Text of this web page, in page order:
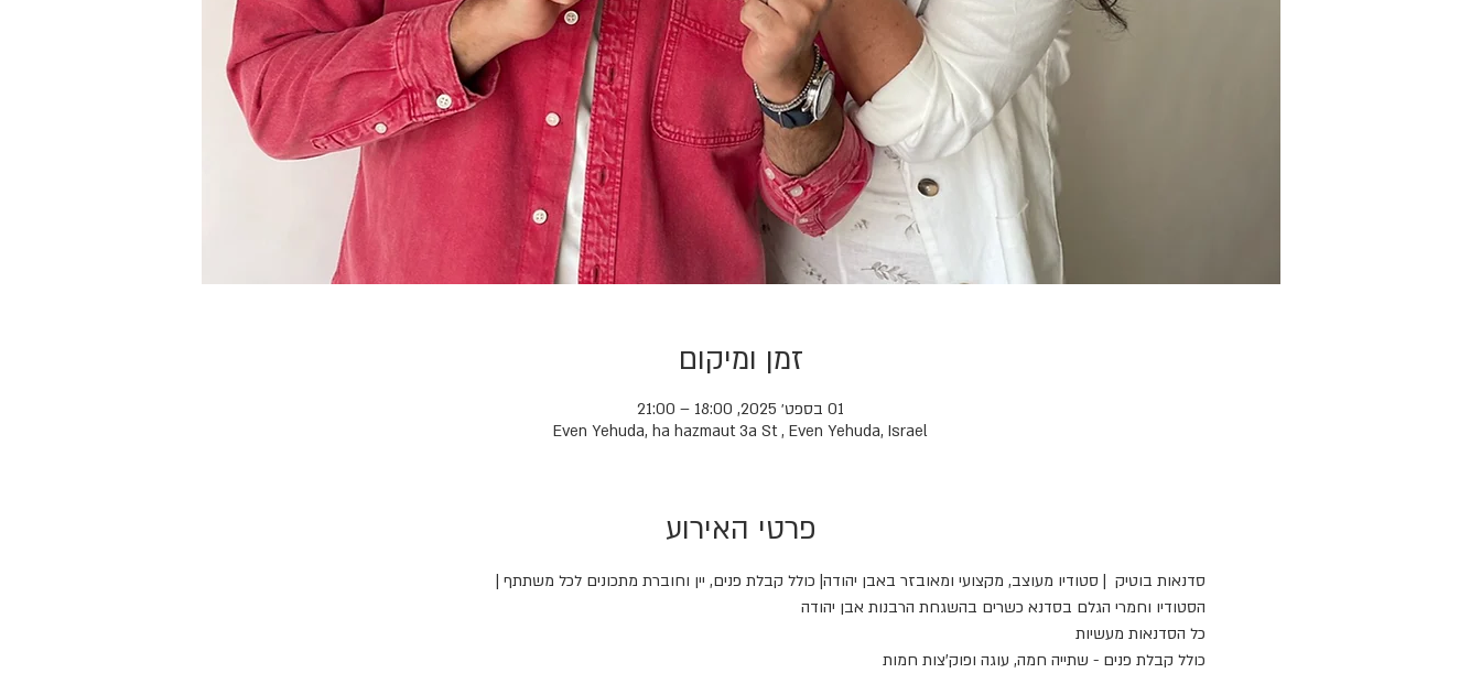
זמן ומיקום
01 בספט׳ 2025, 18:00 – 21:00
Even Yehuda, ha hazmaut 3a St , Even Yehuda, Israel
פרטי האירוע
סדנאות בוטיק  | סטודיו מעוצב, מקצועי ומאובזר באבן יהודה| כולל קבלת פנים, יין וחוברת מתכונים לכל משתתף |
הסטודיו וחמרי הגלם בסדנא כשרים בהשגחת הרבנות אבן יהודה
כל הסדנאות מעשיות
כולל קבלת פנים - שתייה חמה, עוגה ופוק'צות חמות